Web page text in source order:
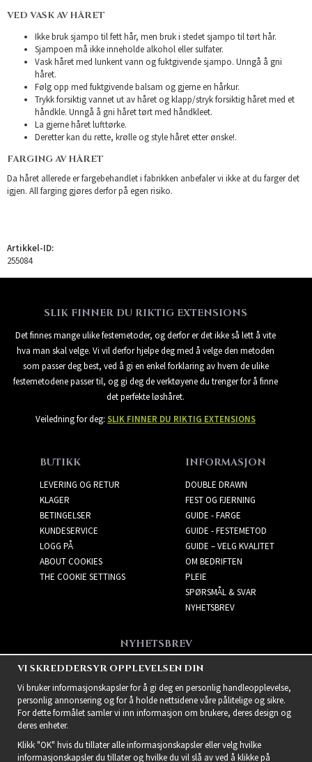
VED VASK AV HÅRET
Ikke bruk sjampo til fett hår, men bruk i stedet sjampo til tørt hår.
Sjampoen må ikke inneholde alkohol eller sulfater.
Vask håret med lunkent vann og fuktgivende sjampo. Unngå å gni
håret.
Følg opp med fuktgivende balsam og gjerne en hårkur.
Trykk forsiktig vannet ut av håret og klapp/stryk forsiktig håret med et
håndkle. Unngå å gni håret tørt med håndkleet.
La gjerne håret lufttørke.
Deretter kan du rette, krølle og style håret etter ønske!.
FARGING AV HÅRET
Da håret allerede er fargebehandlet i fabrikken anbefaler vi ikke at du farger det
igjen. All farging gjøres derfor på egen risiko.
Artikkel-ID:
255084
SLIK FINNER DU RIKTIG EXTENSIONS
Det finnes mange ulike festemetoder, og derfor er det ikke så lett å vite
hva man skal velge. Vi vil derfor hjelpe deg med å velge den metoden
som passer deg best, ved å gi en enkel forklaring av hvem de ulike
festemetodene passer til, og gi deg de verktøyene du trenger for å finne
det perfekte løshåret.
Veiledning for deg: SLIK FINNER DU RIKTIG EXTENSIONS
BUTIKK
LEVERING OG RETUR
KLAGER
BETINGELSER
KUNDESERVICE
LOGG PÅ
ABOUT COOKIES
THE COOKIE SETTINGS
INFORMASJON
DOUBLE DRAWN
FEST OG FJERNING
GUIDE - FARGE
GUIDE - FESTEMETOD
GUIDE – VELG KVALITET
OM BEDRIFTEN
PLEIE
SPØRSMÅL & SVAR
NYHETSBREV
NYHETSBREV
Få de beste tilbudene og
spennende nye produkter!
VI SKREDDERSYR OPPLEVELSEN DIN
Vi bruker informasjonskapsler for å gi deg en personlig handleopplevelse,
personlig annonsering og for å holde nettsidene våre pålitelige og sikre.
For dette formålet samler vi inn informasjon om brukere, deres design og
deres enheter.
Klikk "OK" hvis du tillater alle informasjonskapsler eller velg hvilke
informasjonskapsler du tillater og hvilke du vil slå av ved å klikke på